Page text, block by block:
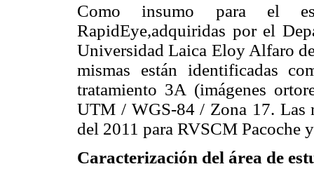
Como insumo para el
RapidEye,adquiridas por el
Universidad Laica Eloy Alfaro
mismas están identificadas
tratamiento 3A (imágenes
UTM / WGS-84 / Zona 17. Las
del 2011 para RVSCM Pacoche
Caracterización del área de